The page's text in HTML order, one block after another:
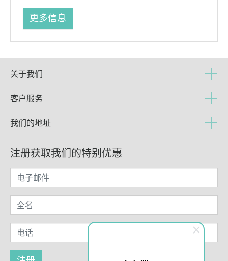
更多信息
关于我们
客户服务
我们的地址
注册获取我们的特别优惠